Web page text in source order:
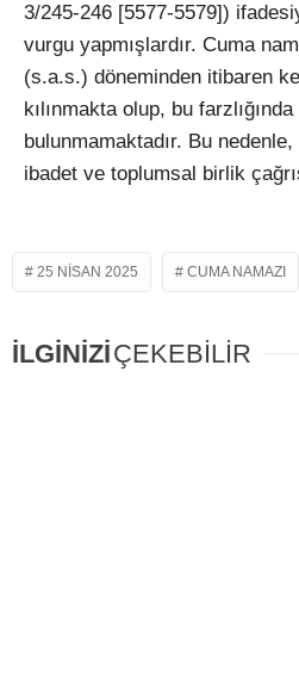
3/245-246 [5577-5579])
vurgu yapmışlardır. Cuma
(s.a.s.) döneminden itibaren
kılınmakta olup, bu
bulunmamaktadır. Bu
ibadet ve toplumsal birlik
25 NISAN 2025 CUMA NAMAZI
İLGİNİZİÇEKEBİLİR